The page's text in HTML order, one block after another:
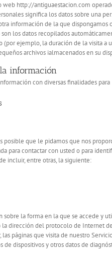
web http://antiguaestacion.com
significa los datos sobre una
información de la que
son los datos recopilados
(por ejemplo, la duración de la visita a
archivos ialmacenados en su
información
con diversas finalidades
posible que le pidamos que nos
para contactar con usted o para
incluir, entre otras, la siguiente:
la forma en la que se accede y
dirección del protocolo de Internet
páginas que visita de nuestro
de dispositivos y otros datos de